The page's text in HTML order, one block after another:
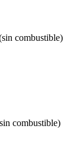
combustible)
combustible)